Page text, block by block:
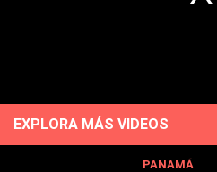
EXPLORA MÁS VIDEOS
PANAMÁ